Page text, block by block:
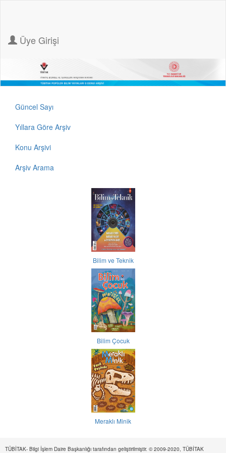
Üye Girişi
Güncel Sayı
Yıllara Göre Arşiv
Konu Arşivi
Arşiv Arama
Bilim ve Teknik
Bilim Çocuk
Meraklı Minik
TÜBİTAK- Bilgi İşlem Daire Başkanlığı tarafından geliştirilmiştir. © 2009-2020, TÜBİTAK